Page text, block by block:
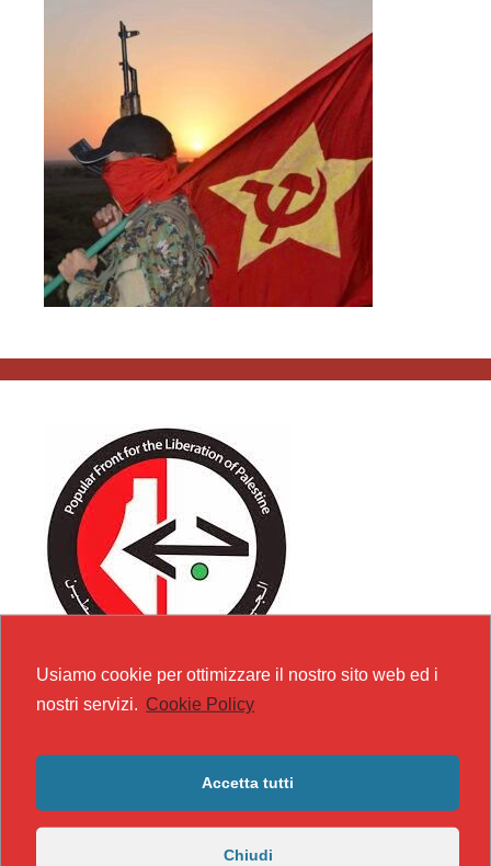
Usiamo cookie per ottimizzare il nostro sito web ed i
nostri servizi. Cookie Policy
Accetta tutti
Chiudi